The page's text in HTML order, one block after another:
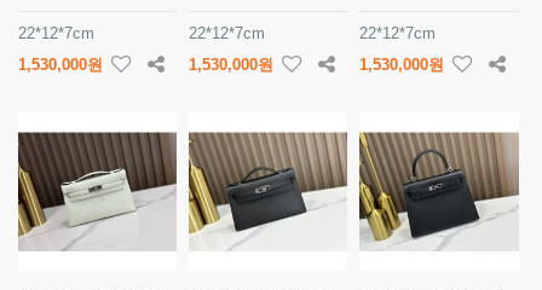
22*12*7cm
1,530,000원
22*12*7cm
1,530,000원
22*12*7cm
1,530,000원